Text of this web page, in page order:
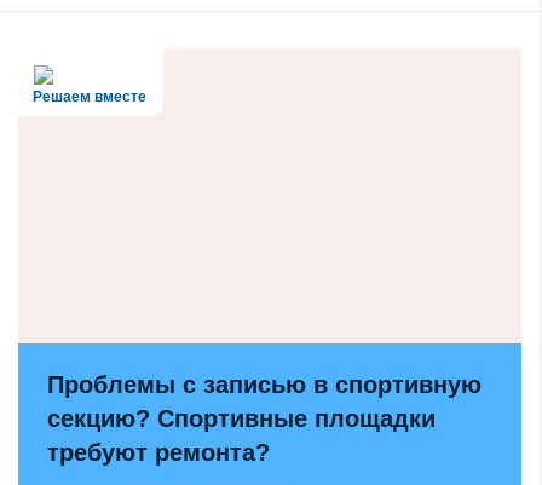
Решаем вместе
Проблемы с записью в спортивную
секцию? Спортивные площадки
требуют ремонта?